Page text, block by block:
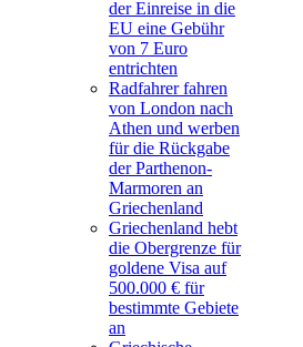
der Einreise in die
EU eine Gebühr
von 7 Euro
entrichten
Radfahrer fahren
von London nach
Athen und werben
für die Rückgabe
der Parthenon-
Marmoren an
Griechenland
Griechenland hebt
die Obergrenze für
goldene Visa auf
500.000 € für
bestimmte Gebiete
an